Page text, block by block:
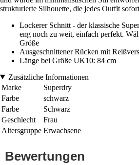
strukturierte Silhouette, die jedes Outfit
Lockerer Schnitt - der klassische
eng noch zu weit, einfach perfekt.
Größe
Ausgeschnittener Rücken mit
Länge bei Größe UK10: 84 cm
Zusätzliche Informationen
Marke
Superdry
Farbe
schwarz
Farbe
Schwarz
Geschlecht
Frau
Altersgruppe Erwachsene